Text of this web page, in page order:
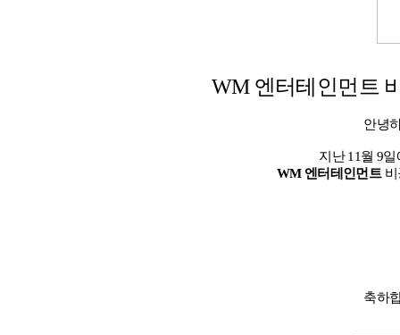
WM 엔터테인먼트
안녕
지난 11월 9
WM 엔터테인먼트비
축하